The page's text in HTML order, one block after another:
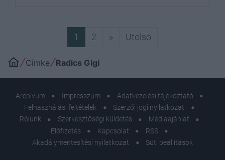
1 2 » Következő
Utolsó
Címke Radics Gigi
Archívum Impresszum
Adatkezelési tájékoztató
Felhasználási feltételek
Szerzői jogi nyilatkozat
Rólunk
Szerkesztőségi küldetés
Médiaajánlat
Előfizetés
Kapcsolat
RSS
Akadálymentesítési nyilatkozat
Süti beállítások